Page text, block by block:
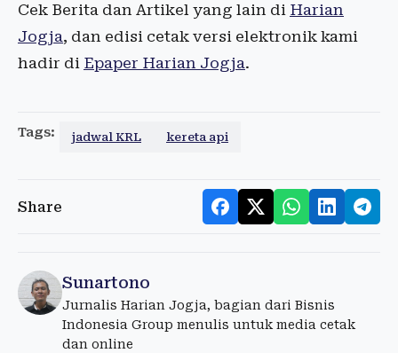
Cek Berita dan Artikel yang lain di Harian
Jogja, dan edisi cetak versi elektronik kami
hadir di Epaper Harian Jogja.
Tags: jadwal KRL kereta api
Share
Sunartono
Jurnalis Harian Jogja, bagian dari Bisnis
Indonesia Group menulis untuk media cetak
dan online